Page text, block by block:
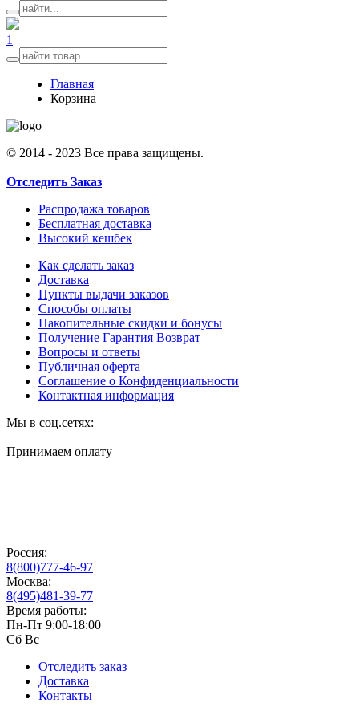
1
Главная
Корзина
© 2014 - 2023 Все права защищены.
Отследить Заказ
Распродажа товаров
Бесплатная доставка
Высокий кешбек
Как сделать заказ
Доставка
Пункты выдачи заказов
Способы оплаты
Накопительные скидки и бонусы
Получение Гарантия Возврат
Вопросы и ответы
Публичная оферта
Соглашение о Конфиденциальности
Контактная информация
Мы в соц.сетях:
Принимаем оплату
Россия:
8(800)777-46-97
Москва:
8(495)481-39-77
Время работы:
Пн-Пт 9:00-18:00
Сб Вс
Отследить заказ
Доставка
Контакты